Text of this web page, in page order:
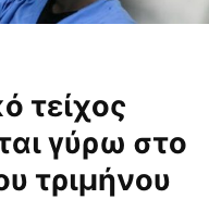
τείχος
γύρω στο
τριμήνου